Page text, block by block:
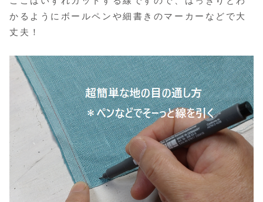
かるようにボールペンや細書きのマーカーなどで大
丈夫！